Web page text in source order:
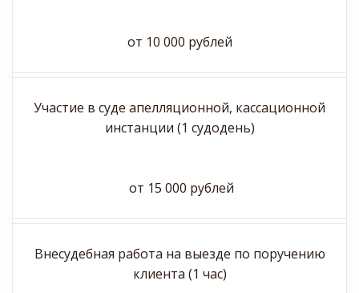
от 10 000 рублей
Участие в суде апелляционной, кассационной
инстанции (1 судодень)
от 15 000 рублей
Внесудебная работа на выезде по поручению
клиента (1 час)